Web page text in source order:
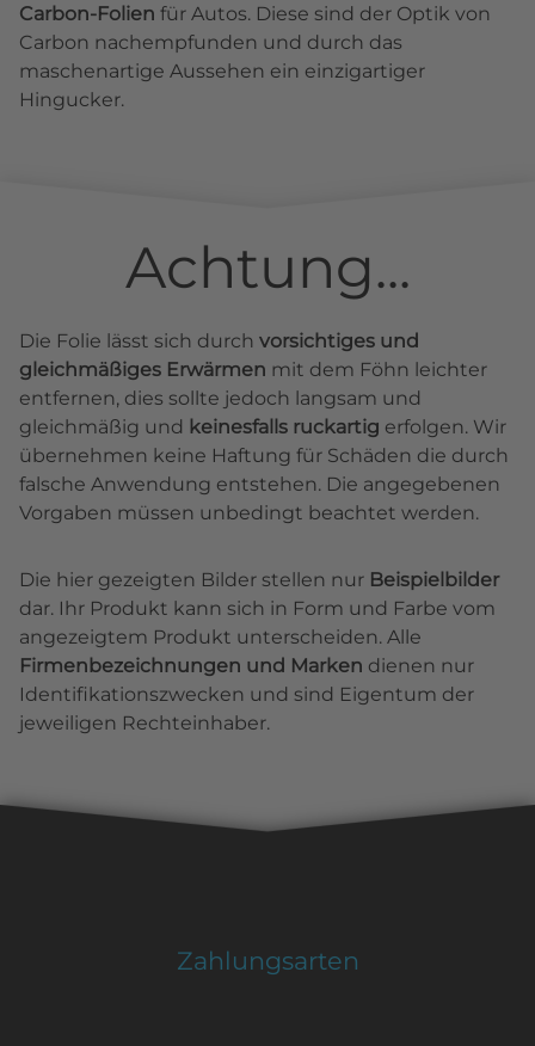
Carbon-Folien für Autos. Diese sind der Optik von
Carbon nachempfunden und durch das
maschenartige Aussehen ein einzigartiger
Hingucker.
Achtung...
Die Folie lässt sich durch vorsichtiges und
gleichmäßiges Erwärmen mit dem Föhn leichter
entfernen, dies sollte jedoch langsam und
gleichmäßig und keinesfalls ruckartig erfolgen. Wir
übernehmen keine Haftung für Schäden die durch
falsche Anwendung entstehen. Die angegebenen
Vorgaben müssen unbedingt beachtet werden.
Die hier gezeigten Bilder stellen nur Beispielbilder
dar. Ihr Produkt kann sich in Form und Farbe vom
angezeigtem Produkt unterscheiden. Alle
Firmenbezeichnungen und Marken dienen nur
Identifikationszwecken und sind Eigentum der
jeweiligen Rechteinhaber.
Zahlungsarten